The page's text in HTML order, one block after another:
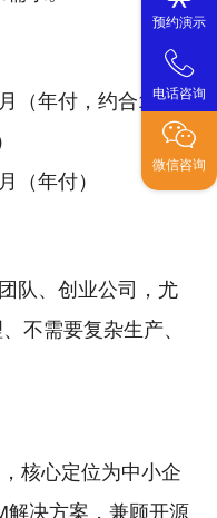
预约演示
电话咨询
微信咨询
（年付，约合107
（年付）
队、创业公司，尤
不需要复杂生产、
核心定位为中小企
解决方案，兼顾开源